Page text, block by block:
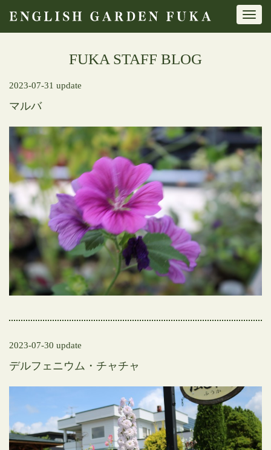
FUKA STAFF BLOG
2023-07-31 update
マルバ
2023-07-30 update
デルフェニウム・チャチャ